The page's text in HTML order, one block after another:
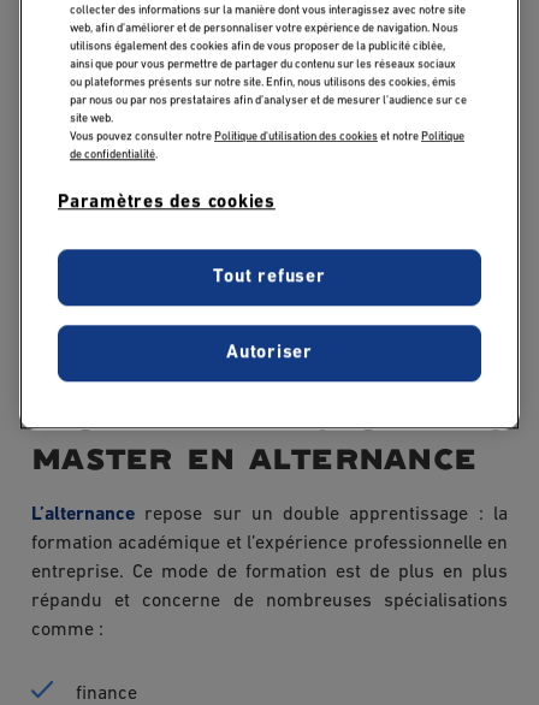
Publicado: 06/03/2026|Actualizado: 06/03/2026
Grande Écolepeuvent opter pour une formation en
alternance ou un parcours international. Chacun de ces
choix présente des avantages spécifiques, tant sur le
plan professionnel qu’académique.
master en alternance
L’alternance repose sur un double apprentissage : la
formation académique et l’expérience professionnelle en
entreprise. Ce mode de formation est de plus en plus
répandu et concerne de nombreuses spécialisations
comme :
finance
collecter des informations sur la manière dont vous interagissez avec notre site
web, afin d’améliorer et de personnaliser votre expérience de navigation. Nous
utilisons également des cookies afin de vous proposer de la publicité ciblée,
ainsi que pour vous permettre de partager du contenu sur les réseaux sociaux
ou plateformes présents sur notre site. Enfin, nous utilisons des cookies, émis
par nous ou par nos prestataires afin d’analyser et de mesurer l’audience sur ce
site web.
Vous pouvez consulter notre Politique d'utilisation des cookieset notre Politique
de confidentialité.
Paramètres des cookies
Tout refuser
Autoriser